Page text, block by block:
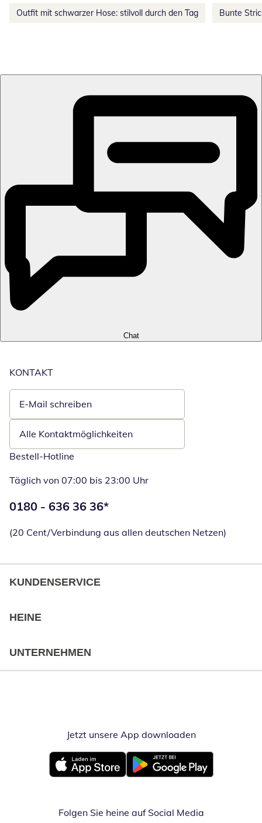
Outfit mit schwarzer Hose: stilvoll durch den Tag Bunte
Chat
KONTAKT
E-Mail schreiben
Öffnet E-Mail-Client
Alle Kontaktmöglichkeiten
Bestell-Hotline
Täglich von 07:00 bis 23:00 Uhr
Telefonnummer:
0180 - 636 36 36*
(20 Cent/Verbindung aus allen deutschen Netzen)
KUNDENSERVICE
HEINE
UNTERNEHMEN
Jetzt unsere App downloadenÖffnet in
Öffnet in neuem FensterÖffnet in neuem Fenster
Folgen Sie heine auf Social Media